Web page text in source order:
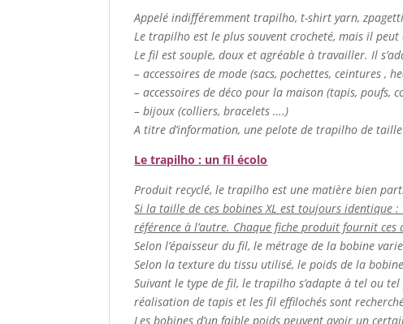
Appelé indifféremment trapilho, t-shirt yarn,
Le trapilho est le plus souvent crocheté, mais il
Le fil est souple, doux et agréable à travailler. Il
– accessoires de mode (sacs, pochettes, ceintures ,
– accessoires de déco pour la maison (tapis, poufs,
– bijoux (colliers, bracelets ….)
A titre d’information, une pelote de trapilho de
Le trapilho : un fil écolo
Produit recyclé, le trapilho est une matière bien
Si la taille de ces bobines XL est toujours identique
référence à l’autre. Chaque fiche produit fournit ces
Selon l’épaisseur du fil, le métrage de la bobine
Selon la texture du tissu utilisé, le poids de la
Suivant le type de fil, le trapilho s’adapte à tel ou
réalisation de tapis et les fil effilochés sont
Les bobines d’un faible poids peuvent avoir un